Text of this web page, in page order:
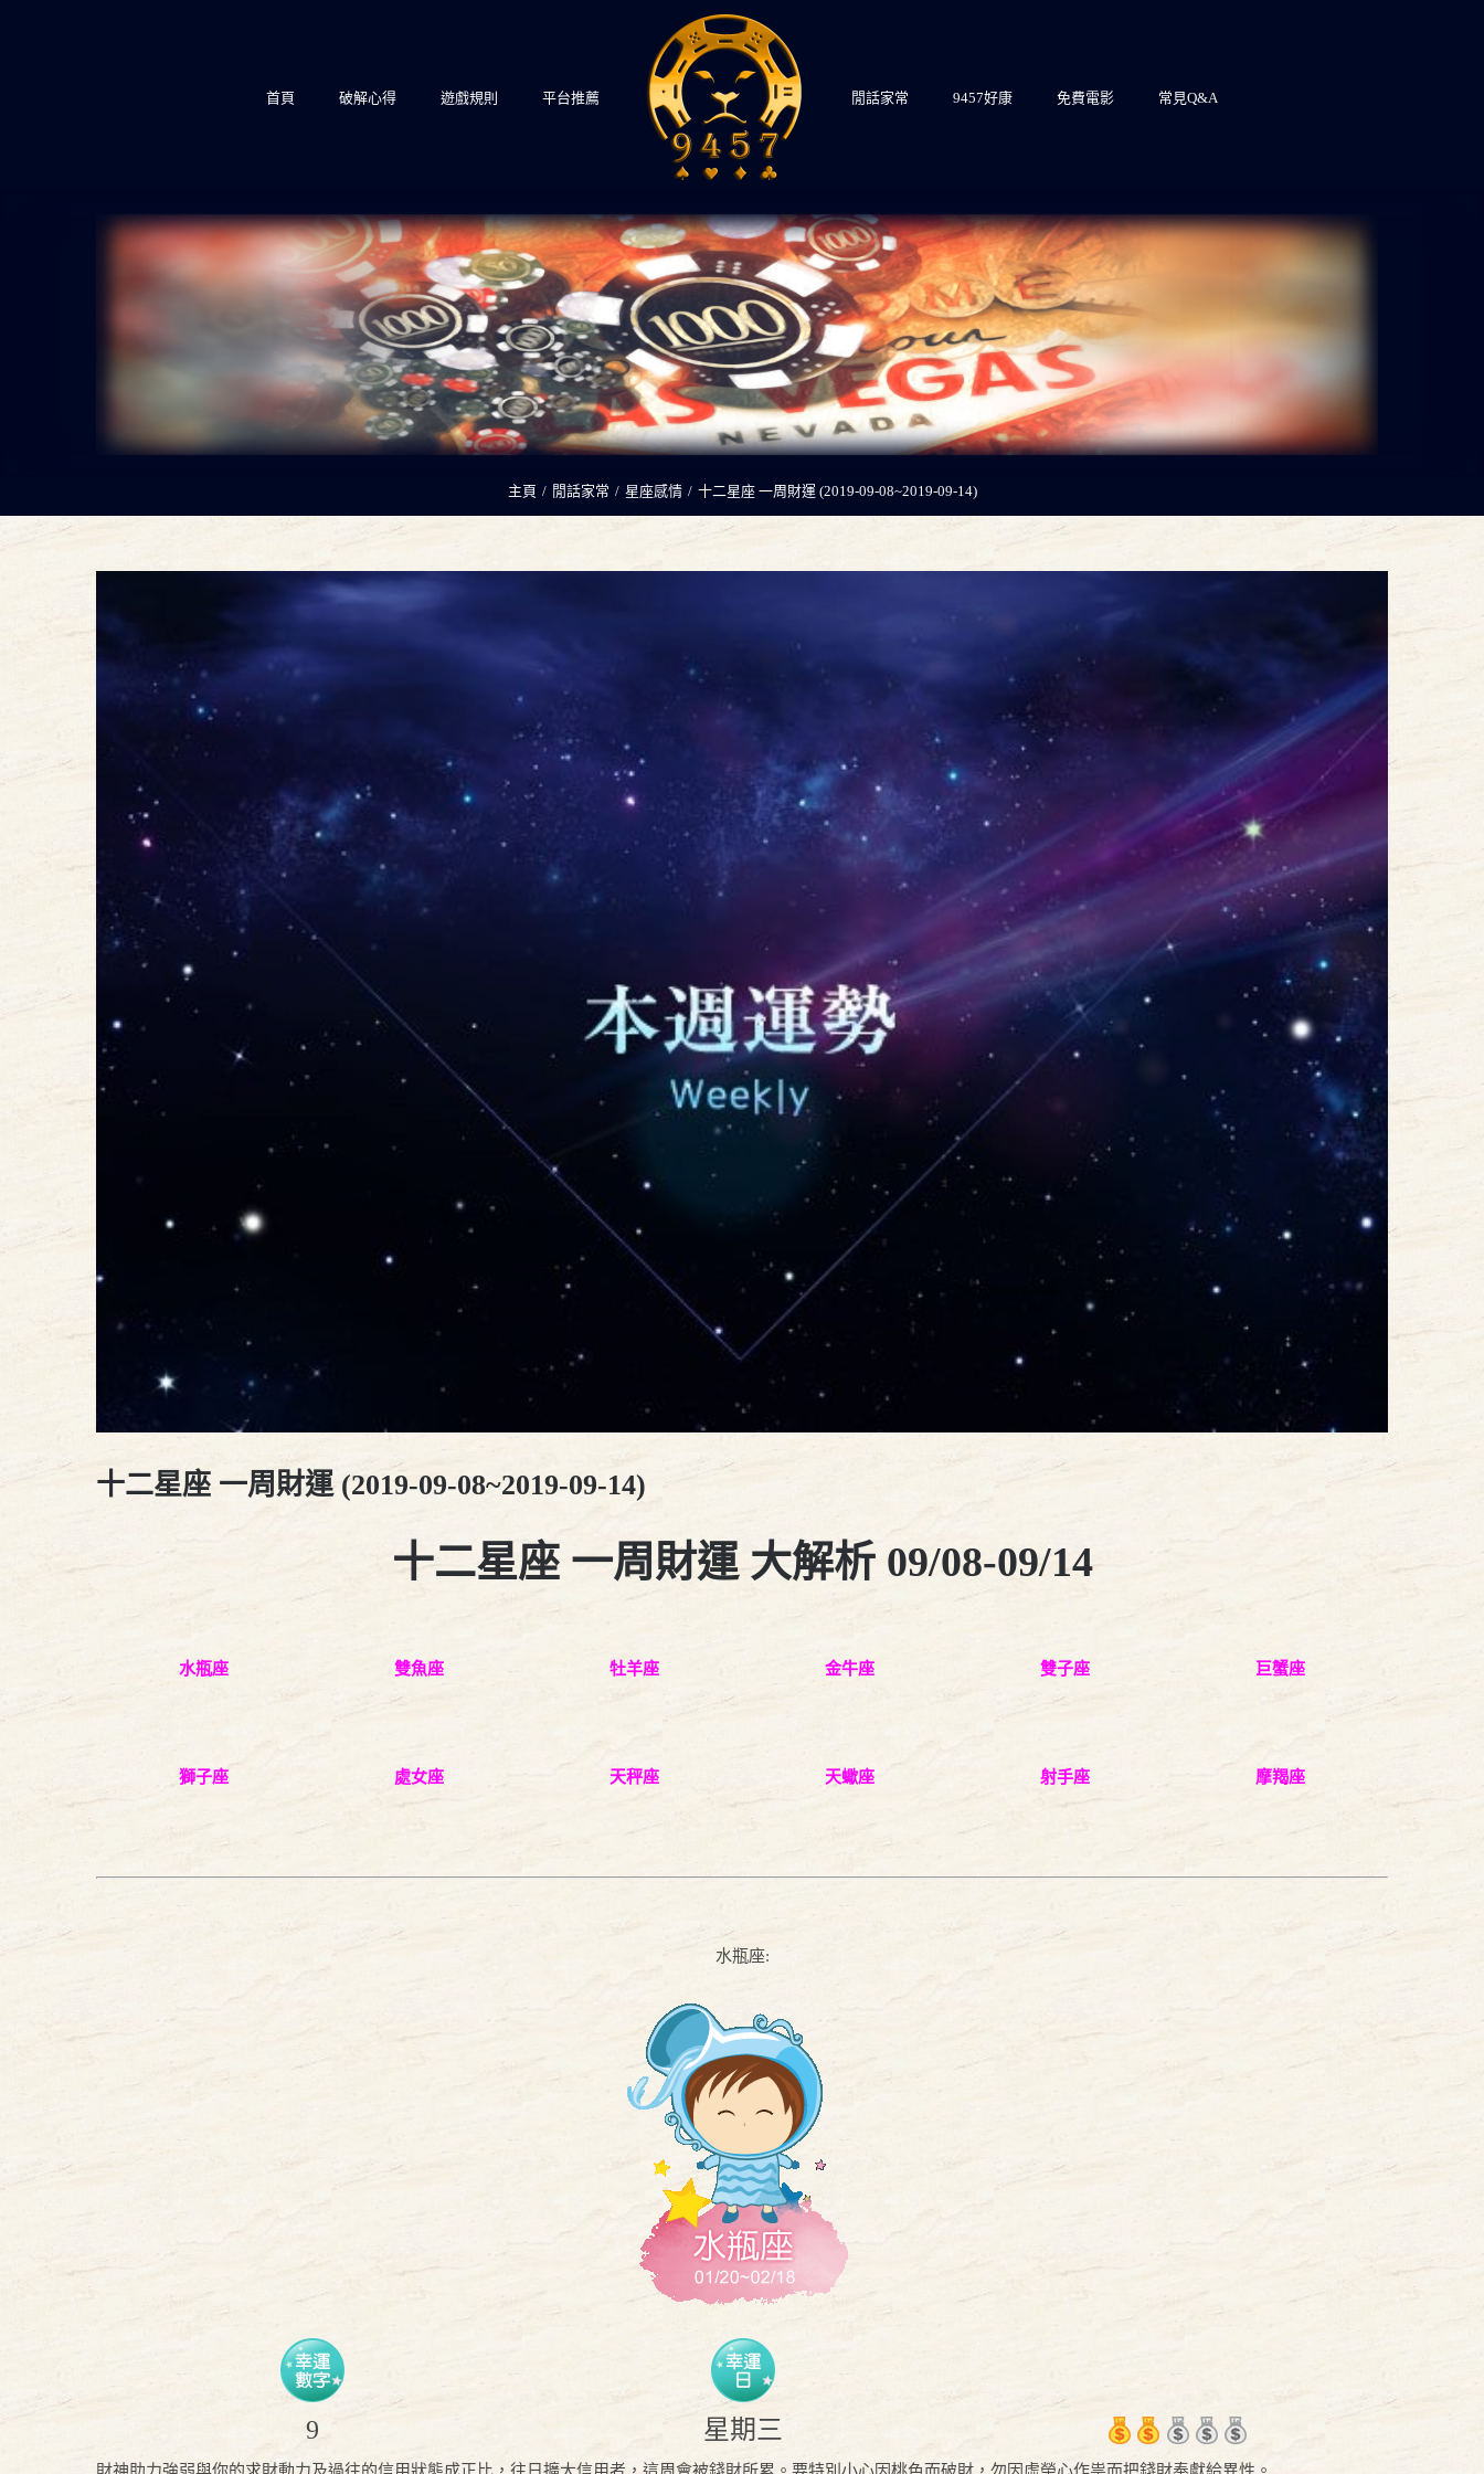
首頁 破解心得 遊戲規則 平台推薦 閒話家常 9457好康 免費電影 常見Q&A
主頁 / 閒話家常 / 星座感情 / 十二星座 一周財運 (2019-09-08~2019-09-14)
看
十二星座 一周財運 (2019-09-08~2019-09-14)
十二星座 一周財運 大解析 09/08-09/14
水瓶座 雙魚座 牡羊座 金牛座 雙子座 巨蟹座
獅子座 處女座 天秤座 天蠍座 射手座 摩羯座
水瓶座:
9 星期三
財神助力強弱與你的求財動力及過往的信用狀態成正比，往日擴大信用者，這周會被錢財所累。要特別小心因桃色而破財，勿因虛榮心作祟而把錢財奉獻給異性。